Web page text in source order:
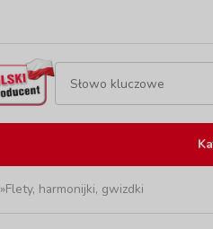
»Flety, harmonijki, gwizdki